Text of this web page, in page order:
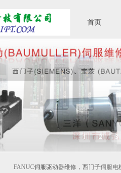
首页
1 2 3
FANUC伺服驱动器维修，西门子伺服